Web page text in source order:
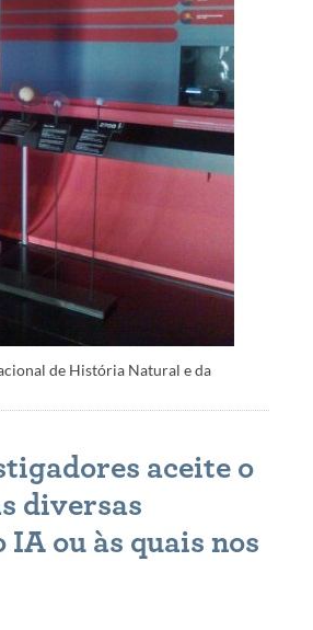
de História Natural e da
aceite o
diversas
ou às quais nos